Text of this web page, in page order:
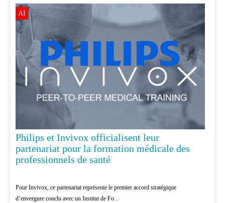
AI
Philips et Invivox officialisent leur
partenariat pour la formation médicale des
professionnels de santé
Pour Invivox, ce partenariat représente le premier accord stratégique
d’envergure conclu avec un Institut de Fo...